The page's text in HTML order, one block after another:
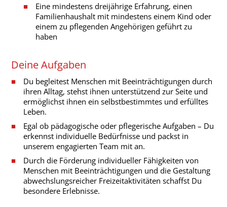
Eine mindestens dreijährige Erfahrung, einen
Familienhaushalt mit mindestens einem Kind oder
einem zu pflegenden Angehörigen geführt zu
haben
Deine Aufgaben
Du begleitest Menschen mit Beeinträchtigungen durch
ihren Alltag, stehst ihnen unterstützend zur Seite und
ermöglichst ihnen ein selbstbestimmtes und erfülltes
Leben.
Egal ob pädagogische oder pflegerische Aufgaben – Du
erkennst individuelle Bedürfnisse und packst in
unserem engagierten Team mit an.
Durch die Förderung individueller Fähigkeiten von
Menschen mit Beeinträchtigungen und die Gestaltung
abwechslungsreicher Freizeitaktivitäten schaffst Du
besondere Erlebnisse.